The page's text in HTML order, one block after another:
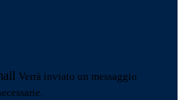
Verrà inviato un messaggio